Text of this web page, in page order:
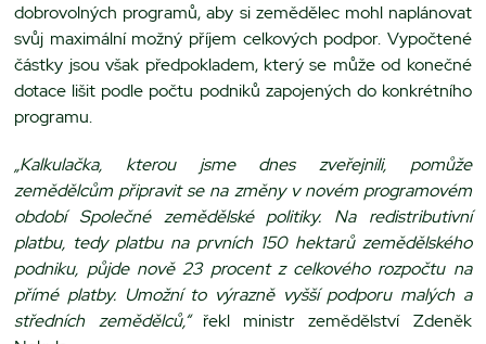
dobrovolných programů, aby si zemědělec mohl naplánovat
svůj maximální možný příjem celkových podpor. Vypočtené
částky jsou však předpokladem, který se může od konečné
dotace lišit podle počtu podniků zapojených do konkrétního
programu.
„Kalkulačka, kterou jsme dnes zveřejnili, pomůže
zemědělcům připravit se na změny v novém programovém
období Společné zemědělské politiky. Na redistributivní
platbu, tedy platbu na prvních 150 hektarů zemědělského
podniku, půjde nově 23 procent z celkového rozpočtu na
přímé platby. Umožní to výrazně vyšší podporu malých a
středních zemědělců,“řekl ministr zemědělství Zdeněk